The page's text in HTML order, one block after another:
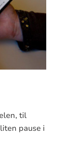
til
pause i